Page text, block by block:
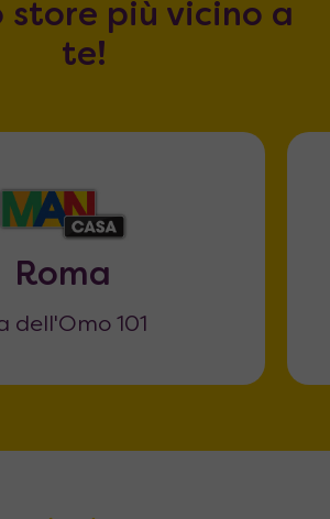
store più vicino a
te!
Roma
dell'Omo 101